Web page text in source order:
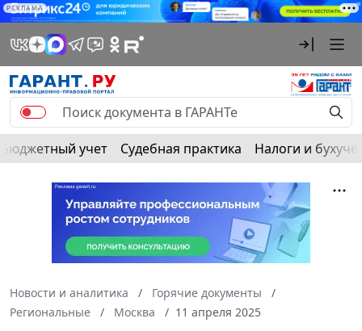
РЕКЛАМА
Бюджетный учет Судебная практика Налоги и
Новости и аналитика
Горячие документы
Региональные
Москва 11 апреля 2025